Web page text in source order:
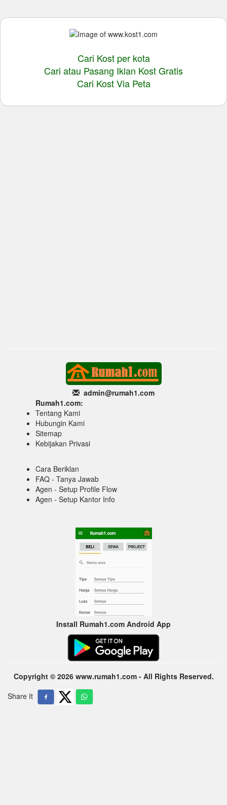
Cari Kost per kota
Cari atau Pasang Iklan Kost Gratis
Cari Kost Via Peta
admin@rumah1.com
Rumah1.com:
Tentang Kami
Hubungin Kami
Sitemap
Kebijakan Privasi
Cara Beriklan
FAQ - Tanya Jawab
Agen - Setup Profile Flow
Agen - Setup Kantor Info
Install Rumah1.com Android App
Copyright © 2026 www.rumah1.com - All Rights Reserved.
Share It